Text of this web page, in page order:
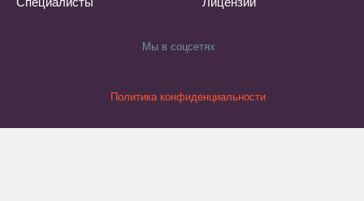
Мы в соцсетях
Политика конфиденциальности